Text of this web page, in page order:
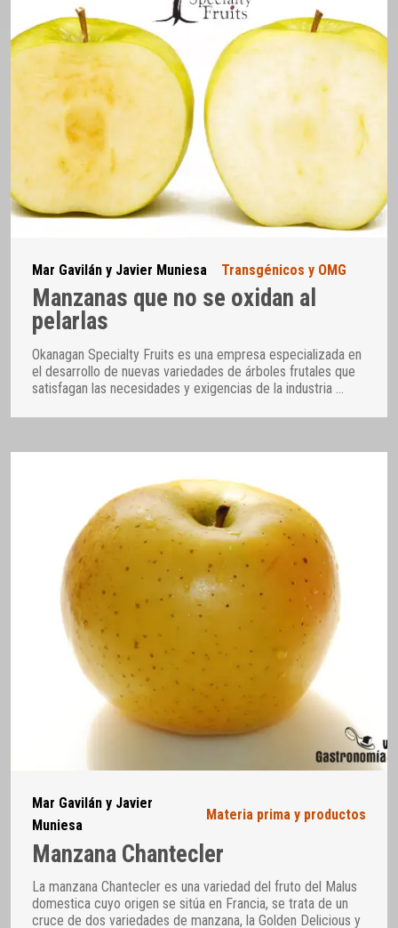
Mar Gavilán y Javier Muniesa Transgénicos y OMG
Manzanas que no se oxidan al
pelarlas
Okanagan Specialty Fruits es una empresa especializada en
el desarrollo de nuevas variedades de árboles frutales que
satisfagan las necesidades y exigencias de la industria
Mar Gavilán y Javier
Muniesa
Materia prima y productos
Manzana Chantecler
La manzana Chantecler es una variedad del fruto del Malus
domestica cuyo origen se sitúa en Francia, se trata de un
cruce de dos variedades de manzana, la Golden Delicious y